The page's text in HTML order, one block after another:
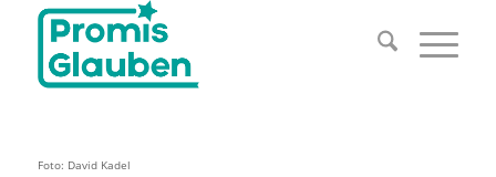
Foto: David Kadel